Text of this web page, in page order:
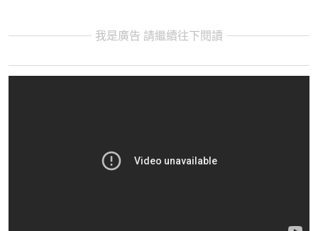
我是廣告 請繼續往下閱讀